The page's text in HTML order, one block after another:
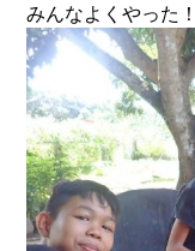
みんなよくやった！